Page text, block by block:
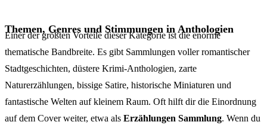
Themen, Genres und Stimmungen in Anthologien
Einer der größten Vorteile dieser Kategorie ist die enorme
thematische Bandbreite. Es gibt Sammlungen voller romantischer
Stadtgeschichten, düstere Krimi-Anthologien, zarte
Naturerzählungen, bissige Satire, historische Miniaturen und
fantastische Welten auf kleinem Raum. Oft hilft dir die Einordnung
auf dem Cover weiter, etwa als Erzählungen Sammlung. Wenn du